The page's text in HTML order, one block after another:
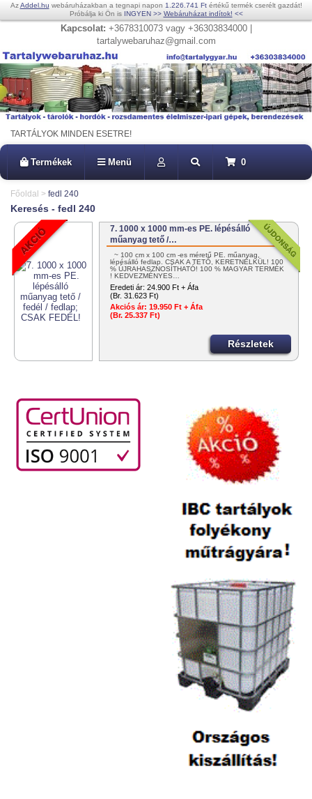
AzAddel.hu webáruházakban a tegnapi napon 1.226.741 Ftértékű termék cserélt gazdát!
Próbálja ki Ön is INGYEN >> Webáruházat indítok! <<
Kapcsolat: +3678310073 vagy +36303834000 |
tartalywebaruhaz@gmail.com
TARTÁLYOK MINDEN ESETRE!
Termékek Menü 0
Főoldal > fedl 240
Keresés - fedl 240
7. 1000 x 1000 mm-es PE. lépésálló
műanyag tető /…
~ 100 cm x 100 cm -es méretű PE. műanyag,
lépésálló fedlap. CSAK A TETŐ, KERETNÉLKÜL! 100
% ÚJRAHASZNOSÍTHATÓ! 100 % MAGYAR TERMÉK
! KEDVEZMÉNYES…
Eredeti ár: 24.900 Ft + Áfa
(Br. 31.623 Ft)
Akciós ár: 19.950 Ft + Áfa
(Br. 25.337 Ft)
Részletek